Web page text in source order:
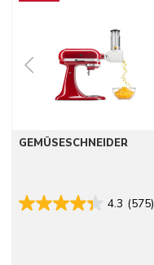
GEMÜSESCHNEIDER
4.3 (575)